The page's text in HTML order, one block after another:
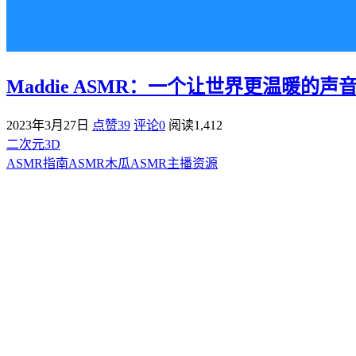
Maddie ASMR：一个让世界更温暖的声
2023年3月27日 点赞39 评论0 阅读1,412
二次元3D
ASMR指南ASMR木瓜ASMR主播资源